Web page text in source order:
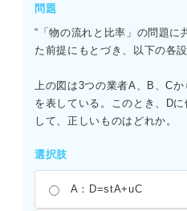
問題
“「物の流れと比率」の問題に
た前提にもとづき、以下の各
上の図は3つの業者A、B、C
を表している。このとき、D
して、正しいものはどれか。
選択肢
A：D=stA+uC